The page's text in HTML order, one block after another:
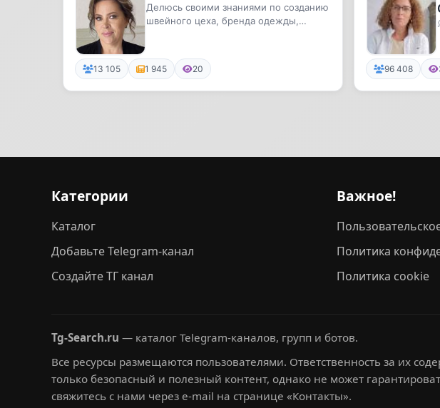
Делюсь своими знаниями по созданию
швейного цеха, бренда одежды,
13 105 1 945 20 96 408
Категории
Каталог
Добавьте Telegram-канал
Создайте ТГ канал
Важное!
Политика
Политика cookie
Tg-Search.ru — каталог Telegram-каналов, групп и ботов.
Все ресурсы размещаются пользователями. Ответственность за их
только безопасный и полезный контент, однако не может
свяжитесь с нами через e-mail на странице «Контакты».